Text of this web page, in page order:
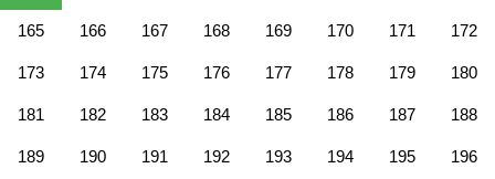
165 166 167 168 169 170 171 172
173 174 175 176 177 178 179 180
181 182 183 184 185 186 187 188
189 190 191 192 193 194 195 196